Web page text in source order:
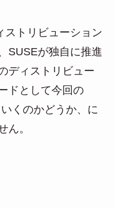
ストリビューション
SUSEが独自に推進
ディストリビュー
ドとして今回の
くのかどうか、に
ん。